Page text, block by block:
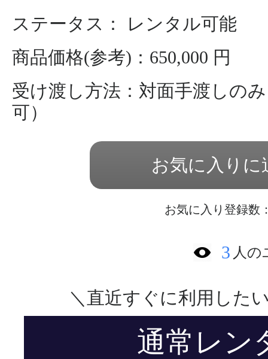
ステータス： レンタル可能
商品価格(参考)：650,000 円
受け渡し方法：対面手渡しの
可）
お気に入りに
お気に入り登録数
3 人
＼直近すぐに利用した
通常レン